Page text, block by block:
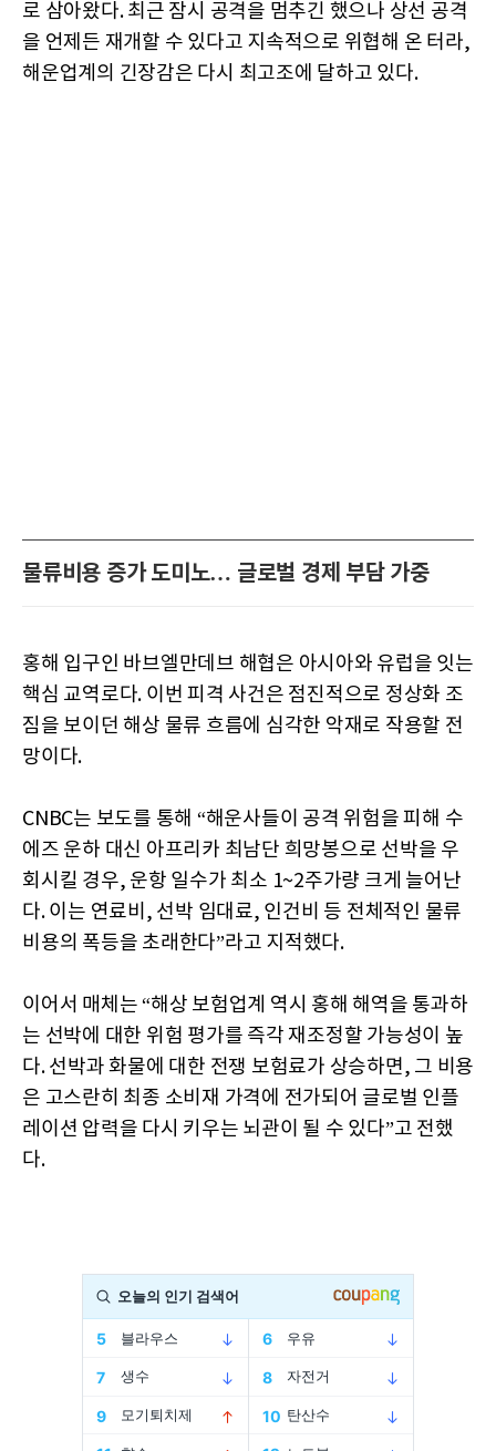
로 삼아왔다. 최근 잠시 공격을 멈추긴 했으나 상선 공격
을 언제든 재개할 수 있다고 지속적으로 위협해 온 터라,
해운업계의 긴장감은 다시 최고조에 달하고 있다.
물류비용 증가 도미노… 글로벌 경제 부담 가중
홍해 입구인 바브엘만데브 해협은 아시아와 유럽을 잇는
핵심 교역로다. 이번 피격 사건은 점진적으로 정상화 조
짐을 보이던 해상 물류 흐름에 심각한 악재로 작용할 전
망이다.
CNBC는 보도를 통해 “해운사들이 공격 위험을 피해 수
에즈 운하 대신 아프리카 최남단 희망봉으로 선박을 우
회시킬 경우, 운항 일수가 최소 1~2주가량 크게 늘어난
다. 이는 연료비, 선박 임대료, 인건비 등 전체적인 물류
비용의 폭등을 초래한다”라고 지적했다.
이어서 매체는 “해상 보험업계 역시 홍해 해역을 통과하
는 선박에 대한 위험 평가를 즉각 재조정할 가능성이 높
다. 선박과 화물에 대한 전쟁 보험료가 상승하면, 그 비용
은 고스란히 최종 소비재 가격에 전가되어 글로벌 인플
레이션 압력을 다시 키우는 뇌관이 될 수 있다”고 전했
다.